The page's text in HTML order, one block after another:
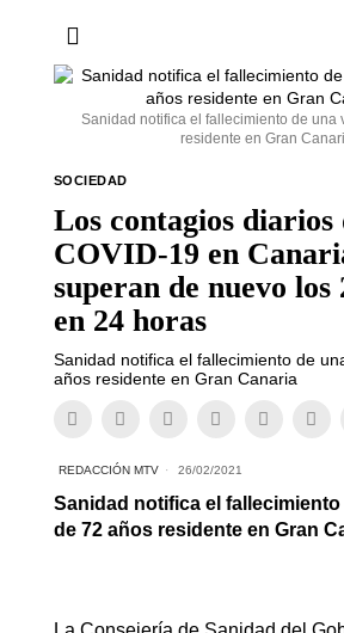
Sanidad notifica el fallecimiento de una
residente en Gran
SOCIEDAD
Los contagios diarios
COVID-19 en
superan de nuevo los
en 24 horas
Sanidad notifica el fallecimiento de
años residente en Gran Canaria
REDACCIÓN MTV 26/02/2021
Sanidad notifica el
de 72 años residente en Gran